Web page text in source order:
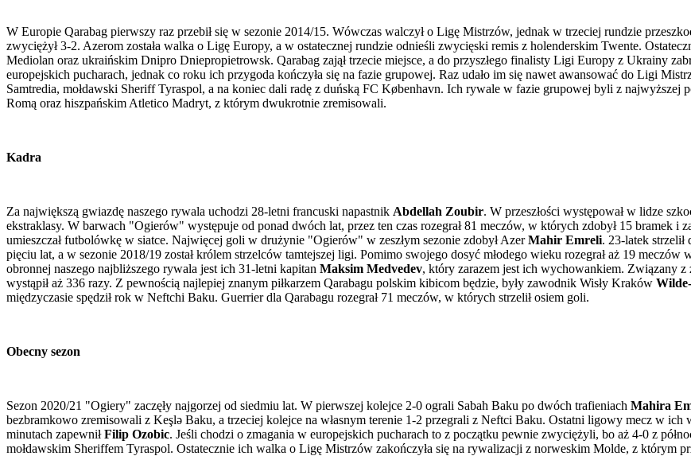
W Europie Qarabag pierwszy raz przebił się w sezonie 2014/15. Wówczas walczył o Ligę Mistrzów, jednak w trzeciej rundzie
zwyciężył 3-2. Azerom została walka o Ligę Europy, a w ostatecznej rundzie odnieśli zwycięski remis z holenderskim Twente.
Mediolan oraz ukraińskim Dnipro Dniepropietrowsk. Qarabag zajął trzecie miejsce, a do przyszłego finalisty Ligi Europy z Ukrainy
europejskich pucharach, jednak co roku ich przygoda kończyła się na fazie grupowej. Raz udało im się nawet awansować do Ligi
Samtredia, mołdawski Sheriff Tyraspol, a na koniec dali radę z duńską FC København. Ich rywale w fazie grupowej byli z najwyższej
Romą oraz hiszpańskim Atletico Madryt, z którym dwukrotnie zremisowali.
Kadra
Za największą gwiazdę naszego rywala uchodzi 28-letni francuski napastnik Abdellah Zoubir. W przeszłości występował w lidze
ekstraklasy. W barwach "Ogierów" występuje od ponad dwóch lat, przez ten czas rozegrał 81 meczów, w których zdobył 15 bramek i
umieszczał futbolówkę w siatce. Najwięcej goli w drużynie "Ogierów" w zeszłym sezonie zdobył AzerMahir Emreli. 23-latek
pięciu lat, a w sezonie 2018/19 został królem strzelców tamtejszej ligi. Pomimo swojego dosyć młodego wieku rozegrał aż 19
obronnej naszego najbliższego rywala jest ich 31-letni kapitan Maksim Medvedev, który zarazem jest ich wychowankiem. Związany z
wystąpił aż 336 razy. Z pewnością najlepiej znanym piłkarzem Qarabagu polskim kibicom będzie, były zawodnik Wisły Kraków
międzyczasie spędził rok w Neftchi Baku. Guerrier dla Qarabagu rozegrał 71 meczów, w których strzelił osiem goli.
Obecny sezon
Sezon 2020/21 "Ogiery" zaczęły najgorzej od siedmiu lat. W pierwszej kolejce 2-0 ograli Sabah Baku po dwóch trafieniach Mahira
bezbramkowo zremisowali z Keşlə Baku, a trzeciej kolejce na własnym terenie 1-2 przegrali z Neftci Baku. Ostatni ligowy mecz w
minutach zapewniłFilip Ozobic. Jeśli chodzi o zmagania w europejskich pucharach to z początku pewnie zwyciężyli, bo aż 4-0 z
mołdawskim Sheriffem Tyraspol. Ostatecznie ich walka o Ligę Mistrzów zakończyła się na rywalizacji z norweskim Molde, z którym